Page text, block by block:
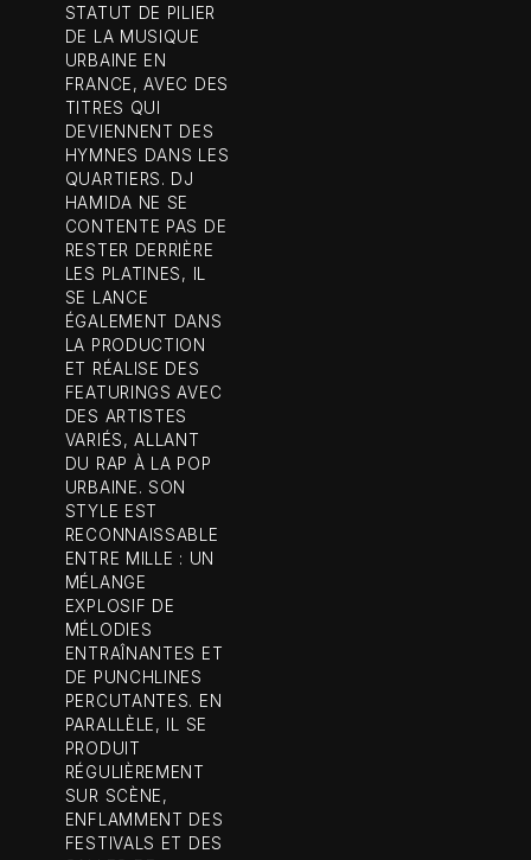
STATUT DE PILIER
DE LA MUSIQUE
URBAINE EN
FRANCE, AVEC DES
TITRES QUI
DEVIENNENT DES
HYMNES DANS LES
QUARTIERS. DJ
HAMIDA NE SE
CONTENTE PAS DE
RESTER DERRIÈRE
LES PLATINES, IL
SE LANCE
ÉGALEMENT DANS
LA PRODUCTION
ET RÉALISE DES
FEATURINGS AVEC
DES ARTISTES
VARIÉS, ALLANT
DU RAP À LA POP
URBAINE. SON
STYLE EST
RECONNAISSABLE
ENTRE MILLE : UN
MÉLANGE
EXPLOSIF DE
MÉLODIES
ENTRAÎNANTES ET
DE PUNCHLINES
PERCUTANTES. EN
PARALLÈLE, IL SE
PRODUIT
RÉGULIÈREMENT
SUR SCÈNE,
ENFLAMMENT DES
FESTIVALS ET DES